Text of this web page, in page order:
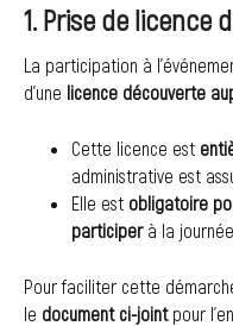
1. Prise de licence
La participation à
d’une licence découverte
Cette licence est
administrative est
Elle est obligatoire
participerà la
Pour faciliter cette
le document ci-jointpour